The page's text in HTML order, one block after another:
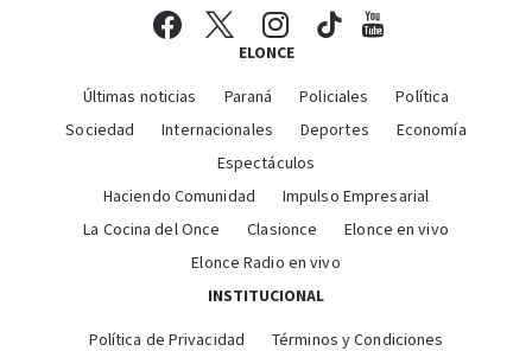
ELONCE
Últimas noticias Paraná Policiales
Política
Sociedad
Internacionales Deportes
Economía
Espectáculos
Haciendo Comunidad
Impulso Empresarial
La Cocina del Once
Clasionce
Elonce en vivo
Elonce Radio en vivo
INSTITUCIONAL
Política de Privacidad Términos y Condiciones